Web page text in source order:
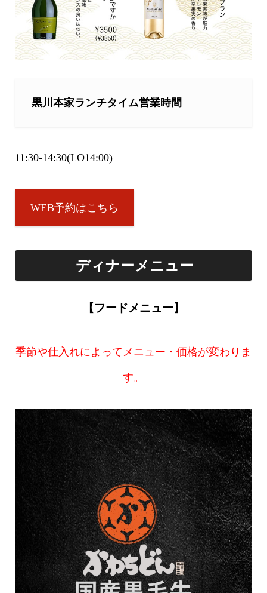
黒川本家ランチタイム営業時間
11:30-14:30(LO14:00)
WEB予約はこちら
ディナーメニュー
【フードメニュー】
季節や仕入れによってメニュー・価格が変わりま
す。